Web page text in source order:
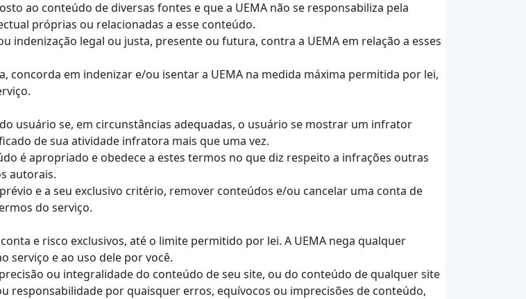
ao conteúdo de diversas fontes e que a UEMA não se responsabiliza pela
próprias ou relacionadas a esse conteúdo.
indenização legal ou justa, presente ou futura, contra a UEMA em relação a esses
concorda em indenizar e/ou isentar a UEMA na medida máxima permitida por lei,
usuário se, em circunstâncias adequadas, o usuário se mostrar um infrator
de sua atividade infratora mais que uma vez.
é apropriado e obedece a estes termos no que diz respeito a infrações outras
autorais.
e a seu exclusivo critério, remover conteúdos e/ou cancelar uma conta de
do serviço.
e risco exclusivos, até o limite permitido por lei. A UEMA nega qualquer
serviço e ao uso dele por você.
ou integralidade do conteúdo de seu site, ou do conteúdo de qualquer site
responsabilidade por quaisquer erros, equívocos ou imprecisões de conteúdo,